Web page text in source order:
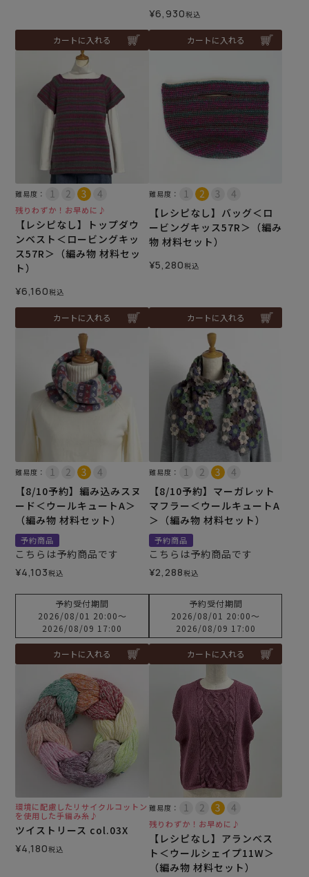
カートに入れる
¥6,930税込
カートに入れる
難易度：
残りわずか！お早めに♪
【レシピなし】トップダウ
ンベスト＜ロービングキッ
ス57R＞（編み物 材料セッ
ト）
¥6,160税込
カートに入れる
難易度：
【レシピなし】バッグ＜ロ
ービングキッス57R＞（編み
物 材料セット）
¥5,280税込
カートに入れる
難易度：
【8/10予約】編み込みスヌ
ード＜ウールキュートA＞
（編み物 材料セット）
予約商品
こちらは予約商品です
¥4,103税込
予約受付期間
2026/08/01 20:00〜
2026/08/09 17:00
カートに入れる
難易度：
【8/10予約】マーガレット
マフラー＜ウールキュートA
＞（編み物 材料セット）
予約商品
こちらは予約商品です
¥2,288税込
予約受付期間
2026/08/01 20:00〜
2026/08/09 17:00
カートに入れる
環境に配慮したリサイクルコットン
を使用した手編み糸♪
ツイストリース col.03X
¥4,180税込
難易度：
残りわずか！お早めに♪
【レシピなし】アランベス
ト＜ウールシェイプ11W＞
（編み物 材料セット）